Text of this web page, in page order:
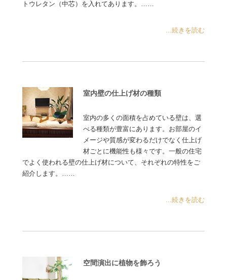
トウレタン（中芯）を入れてあります。……
...続きを読む
室内壁の仕上げ材の種類
室内の多くの面積を占めている壁は、選
べる種類が豊富にあります。お部屋のイ
メージや質感が変わるだけでなく仕上げ
材ごとに機能性も様々です。一般の住宅
でよく使われる壁の仕上げ材について、それぞれの特性をご
紹介します。……
...続きを読む
空間演出に植物を飾ろう